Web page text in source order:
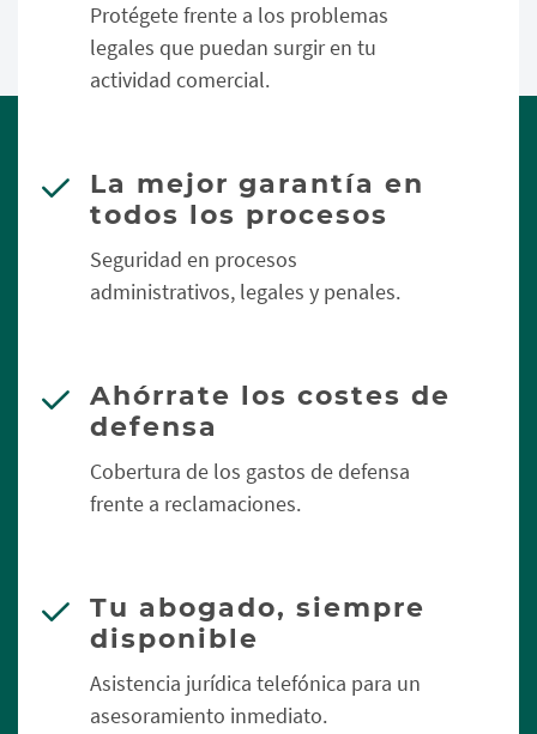
Protégete frente a los problemas
legales que puedan surgir en tu
actividad comercial.
La mejor garantía en
todos los procesos
Seguridad en procesos
administrativos, legales y penales.
Ahórrate los costes de
defensa
Cobertura de los gastos de defensa
frente a reclamaciones.
Tu abogado, siempre
disponible
Asistencia jurídica telefónica para un
asesoramiento inmediato.